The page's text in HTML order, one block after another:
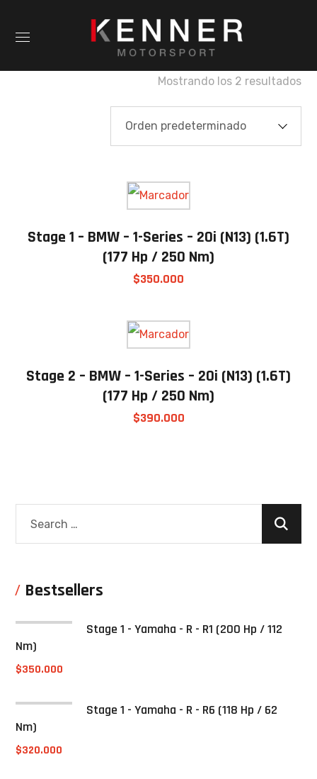
Mostrando los 2 resultados
Stage 1 – BMW – 1-Series – 20i (N13) (1.6T)
(177 Hp / 250 Nm)
$350.000
Stage 2 – BMW – 1-Series – 20i (N13) (1.6T)
(177 Hp / 250 Nm)
$390.000
Bestsellers
Stage 1 - Yamaha - R - R1 (200 Hp / 112
Nm)
$350.000
Stage 1 - Yamaha - R - R6 (118 Hp / 62
Nm)
$320.000